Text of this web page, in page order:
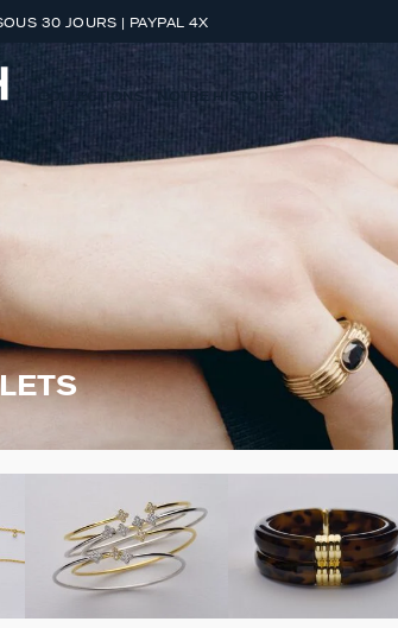
30 JOURS | PAYPAL 4X
COLLECTIONS NOTRE HISTOIRE